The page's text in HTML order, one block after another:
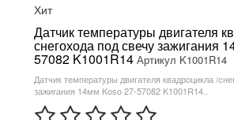
Хит
Датчик температуры двигателя
снегохода под свечу зажигания
57082 K1001R14 Артикул K1001R14
Датчик температуры двигателя квадроцикла /
зажигания 14мм Koso 27-57082 K1001R14..